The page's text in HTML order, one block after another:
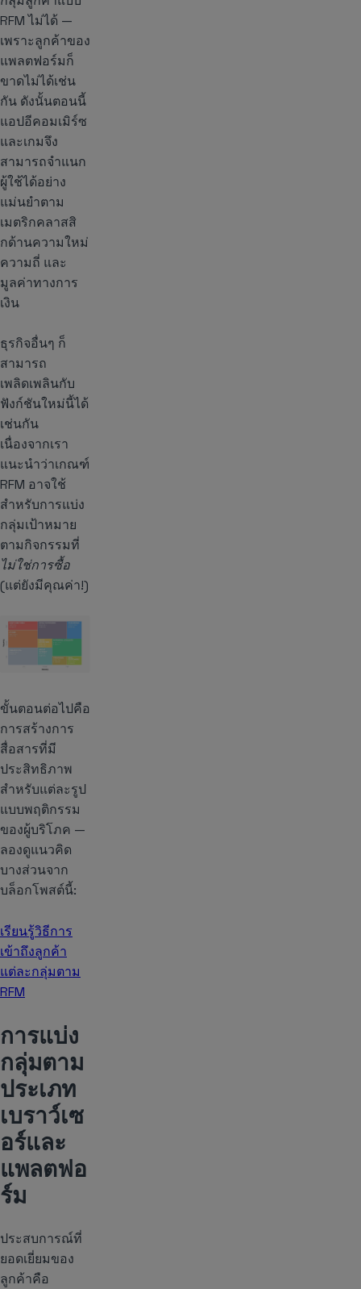
RFM ไม่ได้ —
เพราะลูกค้าของ
แพลตฟอร์มก็
ขาดไม่ได้เช่น
กัน ดังนั้นตอนนี้
แอปอีคอมเมิร์ซ
และเกมจึง
สามารถจำแนก
ผู้ใช้ได้อย่าง
แม่นยำตาม
เมตริกคลาสสิ
กด้านความใหม่
ความถี่ และ
มูลค่าทางการ
เงิน
ธุรกิจอื่นๆ ก็
สามารถ
เพลิดเพลินกับ
ฟังก์ชันใหม่นี้ได้
เช่นกัน
เนื่องจากเรา
แนะนำว่าเกณฑ์
RFM อาจใช้
สำหรับการแบ่ง
กลุ่มเป้าหมาย
ตามกิจกรรมที่
ไม่ใช่การซื้อ
(แต่ยังมีคุณค่า!)
ขั้นตอนต่อไปคือ
การสร้างการ
สื่อสารที่มี
ประสิทธิภาพ
สำหรับแต่ละรูป
แบบพฤติกรรม
ของผู้บริโภค —
ลองดูแนวคิด
บางส่วนจาก
บล็อกโพสต์นี้:
เรียนรู้วิธีการ
เข้าถึงลูกค้า
แต่ละกลุ่มตาม
RFM
การแบ่ง
กลุ่มตาม
ประเภท
เบราว์เซ
อร์และ
แพลตฟอ
ร์ม
ประสบการณ์ที่
ยอดเยี่ยมของ
ลูกค้าคือ